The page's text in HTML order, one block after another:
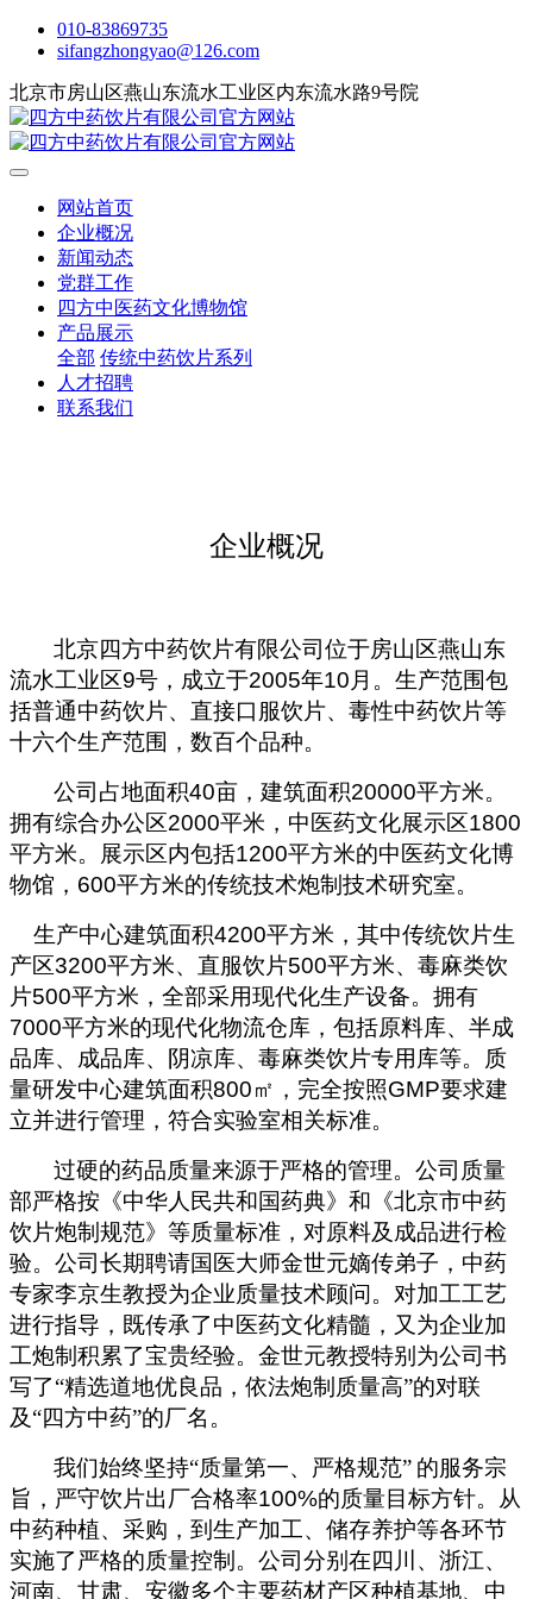
010-83869735
sifangzhongyao@126.com
北京市房山区燕山东流水工业区内东流水路9号院
网站首页
企业概况
新闻动态
党群工作
四方中医药文化博物馆
产品展示
全部 传统中药饮片系列
人才招聘
联系我们
企业概况
北京四方中药饮片有限公司位于房山区燕山东
流水工业区9号，成立于2005年10月。生产范围包
括普通中药饮片、直接口服饮片、毒性中药饮片等
十六个生产范围，数百个品种。
公司占地面积40亩，建筑面积20000平方米。
拥有综合办公区2000平米，中医药文化展示区1800
平方米。展示区内包括1200平方米的中医药文化博
物馆， 600平方米的传统技术炮制技术研究室。
生产中心建筑面积4200平方米，其中传统饮片生
产区3200平方米、直服饮片500平方米、毒麻类饮
片500平方米，全部采用现代化生产设备。拥有
7000平方米的现代化物流仓库，包括原料库、半成
品库、成品库、阴凉库、毒麻类饮片专用库等。质
量研发中心建筑面积800㎡，完全按照GMP要求建
立并进行管理，符合实验室相关标准。
过硬的药品质量来源于严格的管理。公司质量
部严格按《中华人民共和国药典》和《北京市中药
饮片炮制规范》等质量标准，对原料及成品进行检
验。公司长期聘请国医大师金世元嫡传弟子，中药
专家李京生教授为企业质量技术顾问。对加工工艺
进行指导，既传承了中医药文化精髓，又为企业加
工炮制积累了宝贵经验。金世元教授特别为公司书
写了“精选道地优良品，依法炮制质量高”的对联
及“四方中药”的厂名。
我们始终坚持“质量第一、严格规范” 的服务宗
旨，严守饮片出厂合格率100%的质量目标方针。从
中药种植、采购，到生产加工、储存养护等各环节
实施了严格的质量控制。公司分别在四川、浙江、
河南、甘肃、安徽多个主要药材产区种植基地、中